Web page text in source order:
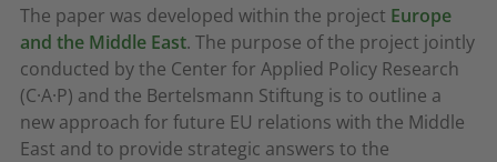
The paper was developed within the project Europe
and the Middle East. The purpose of the project jointly
conducted by the Center for Applied Policy Research
(C·A·P) and the Bertelsmann Stiftung is to outline a
new approach for future EU relations with the Middle
East and to provide strategic answers to the